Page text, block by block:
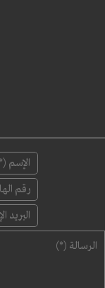
‏البريد الإلكتروني ‏*